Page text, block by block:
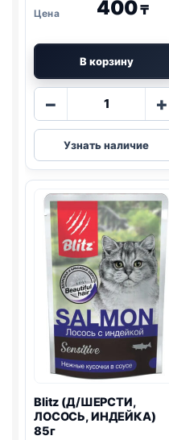
400₸
В корзину
−
Количество
Blitz
(СТЕРИЛ.,
КУРИЦА,
85г
+
Узнать наличие
Blitz (Д/ШЕРСТИ,
ЛОСОСЬ, ИНДЕЙКА)
85г